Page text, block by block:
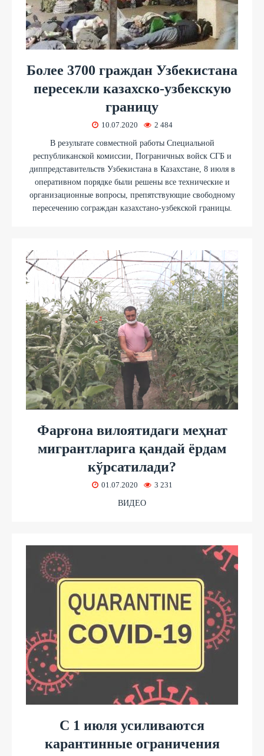
Более 3700 граждан Узбекистана
пересекли казахско-узбекскую
границу
10.07.2020 2 484
В результате совместной работы Специальной
республиканской комиссии, Пограничных войск СГБ и
диппредставительств Узбекистана в Казахстане, 8 июля в
оперативном порядке были решены все технические и
организационные вопросы, препятствующие свободному
пересечению сограждан казахстано-узбекской границы.
Фарғона вилоятидаги меҳнат
мигрантларига қандай ёрдам
кўрсатилади?
01.07.2020 3 231
ВИДЕО
С 1 июля усиливаются
карантинные ограничения